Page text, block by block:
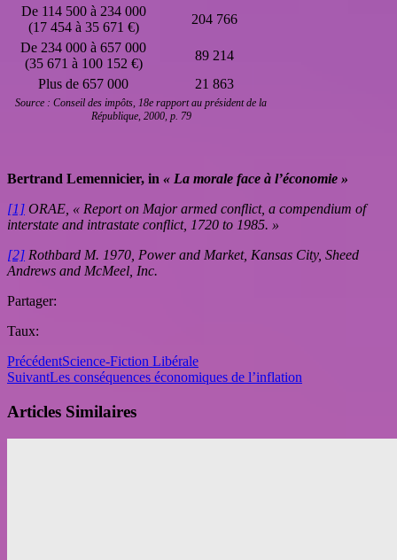
De 114 500 à 234 000
(17 454 à 35 671 €)
204 766
De 234 000 à 657 000
(35 671 à 100 152 €)
89 214
Plus de 657 000
21 863
Source : Conseil des impôts, 18e rapport au président de la
République, 2000, p. 79
Bertrand Lemennicier, in « La morale face à l’économie »
[1] ORAE, « Report on Major armed conflict, a compendium of
interstate and intrastate conflict, 1720 to 1985. »
[2] Rothbard M. 1970, Power and Market, Kansas City, Sheed
Andrews and McMeel, Inc.
Partager:
Taux:
PrécédentScience-Fiction Libérale
SuivantLes conséquences économiques de l’inflation
Articles Similaires